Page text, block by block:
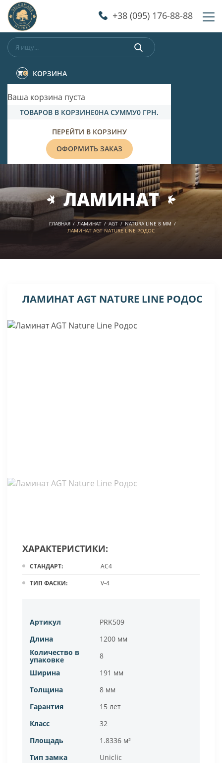
‎+38 (095) 176-88-88
0 КОРЗИНА
Ваша корзина пуста
ТОВАРОВ В КОРЗИНЕ0НА СУММУ0 ГРН.
ПЕРЕЙТИ В КОРЗИНУ
ОФОРМИТЬ ЗАКАЗ
ЛАМИНАТ
ГЛАВНАЯ / ЛАМИНАТ / AGT / NATURA LINE 8 MM /
ЛАМИНАТ AGT NATURE LINE РОДОС
ЛАМИНАТ AGT NATURE LINE РОДОС
ХАРАКТЕРИСТИКИ:
СТАНДАРТ:
AC4
ТИП ФАСКИ:
V-4
Артикул
Длина
Количество в
упаковке
Ширина
Толщина
Гарантия
Класс
Площадь
Тип замка
PRK509
1200 мм
8
191 мм
8 мм
15 лет
32
1.8336 м²
Uniclic